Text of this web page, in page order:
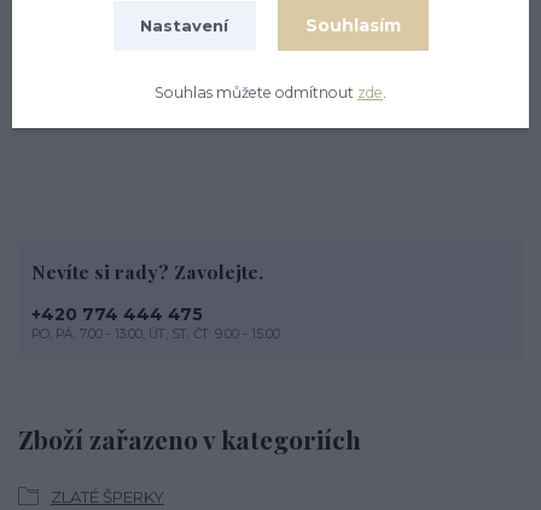
na na šroubek. Orientační váha náušnic je 2,52 g.
nabídce " Výběr barvy zlata "
Zboží zařazeno v kategoriích
ZLATÉ ŠPERKY
Nevíte si rady? Zavolejte.
+420 774 444 475
PO, PÁ: 7.00 - 13.00, ÚT, ST, ČT: 9.00 - 15.00
Nastavení Souhlasím
Souhlas můžete odmítnout zde